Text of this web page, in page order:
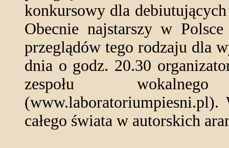
konkursowy dla
Obecnie najstarszy w
przeglądów tego rodzaju dla
dnia o godz. 20.30
zespołu
całego świata w autorskich